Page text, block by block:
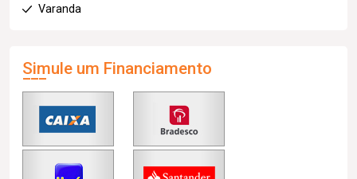
Varanda
Simule um Financiamento